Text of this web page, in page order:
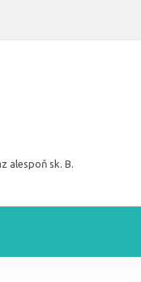
alespoň sk. B.